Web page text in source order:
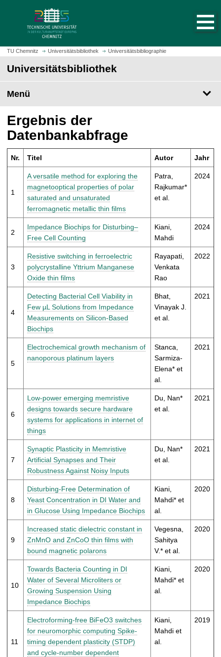
z
m
t
e
i
t
u
f
u
f
TU Chemnitz Universitätsbibliothek Universitätsbibliographie
Universitätsbibliothek
Menü
Ergebnis der
Datenbankabfrage
Nr. Titel Autor Jahr
1
A versatile method for exploring the
magnetooptical properties of polar
saturated and unsaturated
ferromagnetic metallic thin films
Patra,
Rajkumar*
et al.
2024
2
Impedance Biochips for Disturbing–
Free Cell Counting
Kiani,
Mahdi
2024
3
Resistive switching in ferroelectric
polycrystalline Yttrium Manganese
Oxide thin films
Rayapati,
Venkata
Rao
2022
4
Detecting Bacterial Cell Viability in
Few µL Solutions from Impedance
Measurements on Silicon-Based
Biochips
Bhat,
Vinayak J.
et al.
2021
5
Electrochemical growth mechanism of
nanoporous platinum layers
Stanca,
Sarmiza-
Elena* et
al.
2021
6
Low-power emerging memristive
designs towards secure hardware
systems for applications in internet of
things
Du, Nan*
et al.
2021
7
Synaptic Plasticity in Memristive
Artificial Synapses and Their
Robustness Against Noisy Inputs
Du, Nan*
et al.
2021
8
Disturbing-Free Determination of
Yeast Concentration in DI Water and
in Glucose Using Impedance Biochips
Kiani,
Mahdi* et
al.
2020
9
Increased static dielectric constant in
ZnMnO and ZnCoO thin films with
bound magnetic polarons
Vegesna,
Sahitya
V.* et al.
2020
10
Towards Bacteria Counting in DI
Water of Several Microliters or
Growing Suspension Using
Impedance Biochips
Kiani,
Mahdi* et
al.
2020
11
Electroforming-free BiFeO3 switches
for neuromorphic computing Spike-
timing dependent plasticity (STDP)
and cycle-number dependent
Kiani,
Mahdi et
al.
2019